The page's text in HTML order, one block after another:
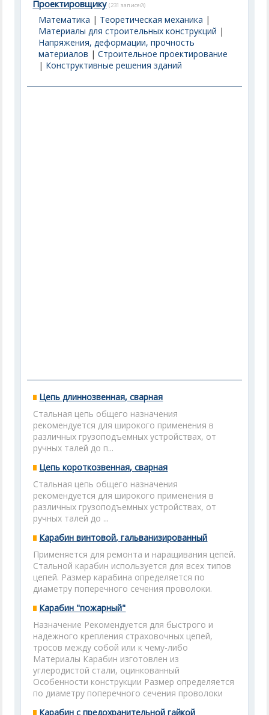
Проектировщику (231 записей)
Математика | Теоретическая механика |
Материалы для строительных конструкций |
Напряжения, деформации, прочность
материалов |Строительное проектирование
| Конструктивные решения зданий
Цепь длиннозвенная, сварная
Стальная цепь общего назначения
рекомендуется для широкого применения в
различных грузоподъемных устройствах, от
ручных талей до п...
Цепь короткозвенная, сварная
Стальная цепь общего назначения
рекомендуется для широкого применения в
различных грузоподъемных устройствах, от
ручных талей до ...
Карабин винтовой, гальванизированный
Применяется для ремонта и наращивания цепей.
Стальной карабин используется для всех типов
цепей. Размер карабина определяется по
диаметру поперечного сечения проволоки.
Карабин "пожарный"
Назначение Рекомендуется для быстрого и
надежного крепления страховочных цепей,
тросов между собой или к чему-либо
Материалы Карабин изготовлен из
углеродистой стали, оцинкованный
Особенности конструкции Размер определяется
по диаметру поперечного сечения проволоки
Карабин с предохранительной гайкой